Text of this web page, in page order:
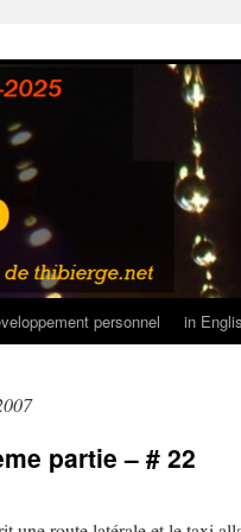
personnel in
partie – # 22